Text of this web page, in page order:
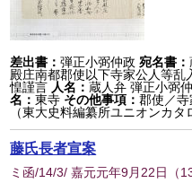
差出書：弾正小弼仲政 宛名書：
殿庄南都郡使以下寺家公人等乱
惶謹言 人名：蔵人弁 弾正小弼
名：東寺 その他事項：郡使／
（東大史料編纂所ユニオンカタ
藤氏長者宣案
ミ函/14/3/ 嘉元元年9月22日 （